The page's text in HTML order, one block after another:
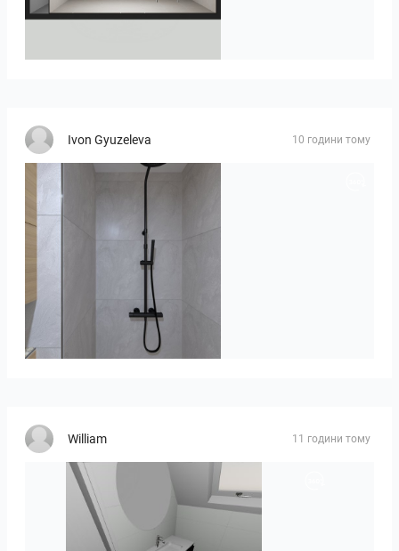
Ivon Gyuzeleva 10 години тому
William 11 години тому